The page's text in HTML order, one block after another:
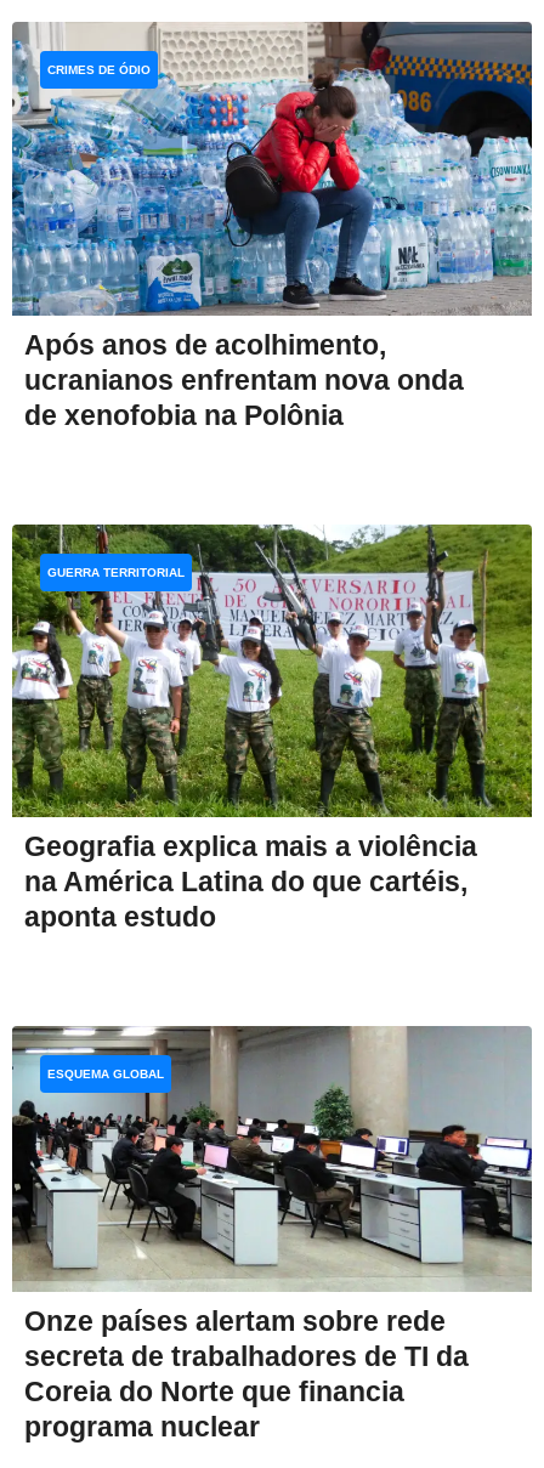
Após anos de acolhimento,
ucranianos enfrentam nova onda
de xenofobia na Polônia
CRIMES DE ÓDIO
Geografia explica mais a violência
na América Latina do que cartéis,
aponta estudo
GUERRA TERRITORIAL
Onze países alertam sobre rede
secreta de trabalhadores de TI da
Coreia do Norte que financia
programa nuclear
ESQUEMA GLOBAL